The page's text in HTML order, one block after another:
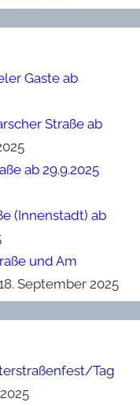
Gaste ab
Straße ab
ab 29.9.2025
(Innenstadt) ab
und Am
September 2025
Tag